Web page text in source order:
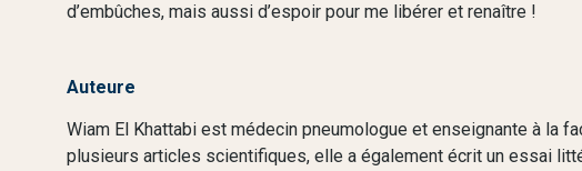
d’embûches, mais aussi d’espoir pour me libérer et renaître !
Auteure
Wiam El Khattabi est médecin pneumologue et enseignante à la
plusieurs articles scientifiques, elle a également écrit un essai